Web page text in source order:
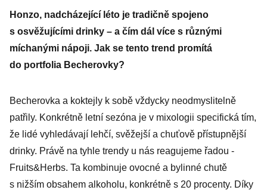
Honzo, nadcházející léto je tradičně spojeno
s osvěžujícími drinky – a čím dál více s různými
míchanými nápoji. Jak se tento trend promítá
do portfolia Becherovky?
Becherovka a koktejly k sobě vždycky neodmyslitelně
patřily. Konkrétně letní sezóna je v mixologii specifická tím,
že lidé vyhledávají lehčí, svěžejší a chuťově přístupnější
drinky. ­Právě na tyhle trendy u nás reagujeme řadou ­
Fruits&Herbs. Ta kombinuje ovocné a bylinné chutě
s nižším obsahem alkoholu, konkrétně s 20 procenty. Díky